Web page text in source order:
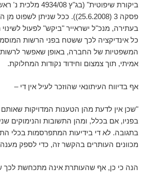
ביקורת שיפוטית" (בג"ץ
פסקה 3 (25.6.2008)). ככל שניתן
כל אינדיקציה לכך ששטח בפני הרשות
המשפטיות של החברה, באופן שאפשר
אמיתי, תוך צמצום וחידוד נקודות המחלוקת.
אף בדיווח העיתונאי שהוזכר לעיל אין די –
"שכן אין לדעת מהן הטענות המדויקות שאותם
בפניו, אם בכלל, ומהן התשובות והנימוקים
בתגובה. לא די בידיעות המתפרסמות בכלי
מכוונים העותרים בהקשר זה, כדי לספק
הנה כי כן, אף שהעותרת אינה מתכחשת לכך